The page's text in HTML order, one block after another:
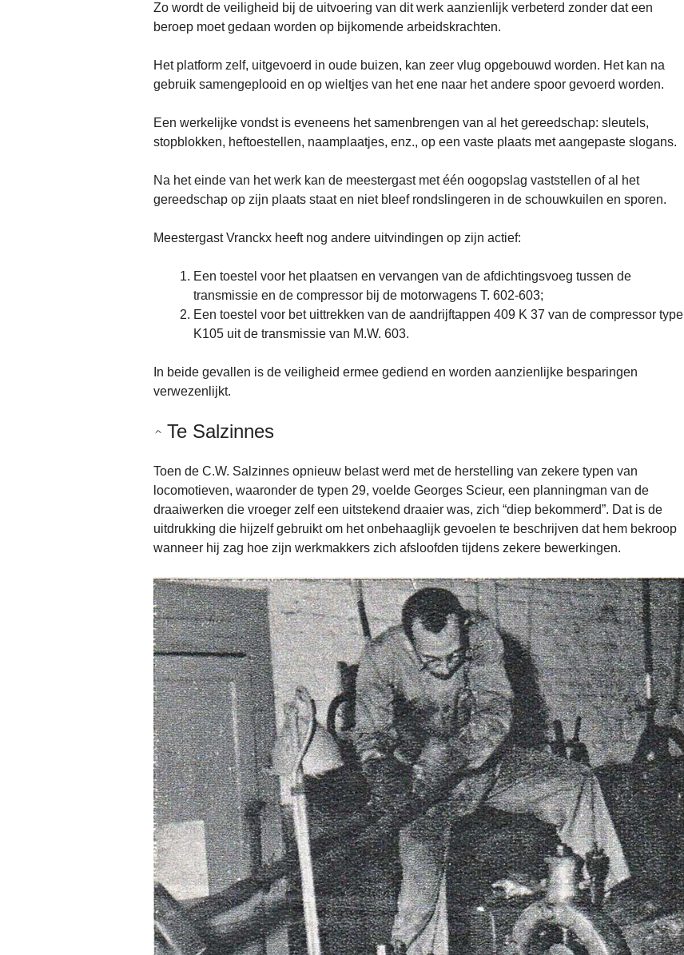
Zo wordt de veiligheid bij de uitvoering van dit werk aanzienlijk verbeterd zonder dat een
beroep moet gedaan worden op bijkomende arbeidskrachten.
Het platform zelf, uitgevoerd in oude buizen, kan zeer vlug opgebouwd worden. Het kan na
gebruik samengeplooid en op wieltjes van het ene naar het andere spoor gevoerd worden.
Een werkelijke vondst is eveneens het samenbrengen van al het gereedschap: sleutels,
stopblokken, heftoestellen, naamplaatjes, enz., op een vaste plaats met aangepaste slogans.
Na het einde van het werk kan de meestergast met één oogopslag vaststellen of al het
gereedschap op zijn plaats staat en niet bleef rondslingeren in de schouwkuilen en sporen.
Meestergast Vranckx heeft nog andere uitvindingen op zijn actief:
Een toestel voor het plaatsen en vervangen van de afdichtingsvoeg tussen de
transmissie en de compressor bij de motorwagens T. 602-603;
Een toestel voor bet uittrekken van de aandrijftappen 409 K 37 van de compressor type
K105 uit de transmissie van M.W. 603.
In beide gevallen is de veiligheid ermee gediend en worden aanzienlijke besparingen
verwezenlijkt.
Te Salzinnes
Toen de C.W. Salzinnes opnieuw belast werd met de herstelling van zekere typen van
locomotieven, waaronder de typen 29, voelde Georges Scieur, een planningman van de
draaiwerken die vroeger zelf een uitstekend draaier was, zich “diep bekommerd”. Dat is de
uitdrukking die hijzelf gebruikt om het onbehaaglijk gevoelen te beschrijven dat hem bekroop
wanneer hij zag hoe zijn werkmakkers zich afsloofden tijdens zekere bewerkingen.